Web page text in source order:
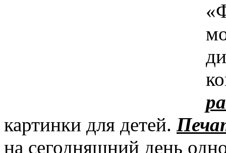
картинки для детей.
на сегодняшний день